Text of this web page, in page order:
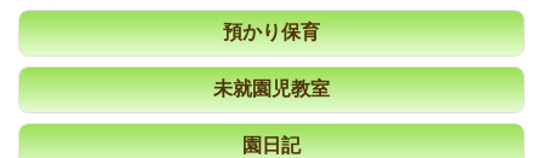
預かり保育
未就園児教室
園日記